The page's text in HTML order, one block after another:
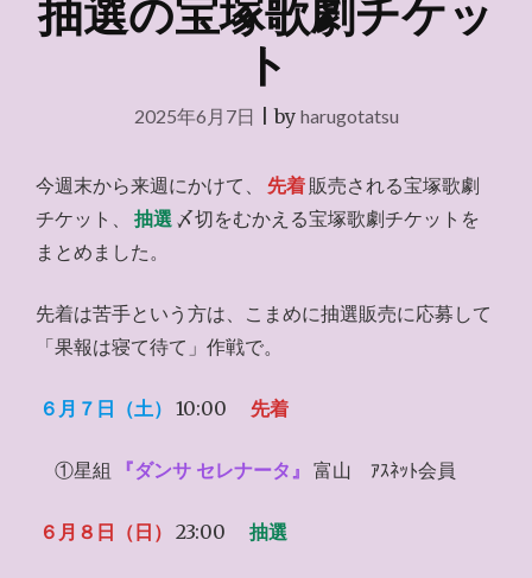
抽選の宝塚歌劇チケッ
ト
2025年6月7日 |by harugotatsu
今週末から来週にかけて、 先着 販売される宝塚歌劇
チケット、
抽選 〆切をむかえる宝塚歌劇チケットを
まとめました。
先着は苦手という方は、こまめに抽選販売に応募して
「果報は寝て待て」作戦で。
６月７日（土） 10:00 先着
①星組 『ダンサ セレナータ』 富山 ｱｽﾈｯﾄ会員
６月８日（日） 23:00 抽選